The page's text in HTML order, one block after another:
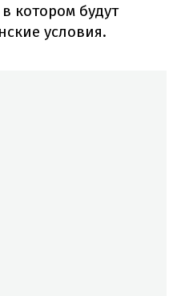
котором будут
условия.